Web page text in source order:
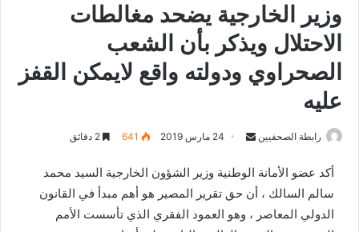
وزير الخارجية يضحد مغالطات
الاحتلال ويذكر بأن الشعب
الصحراوي ودولته واقع لايمكن القفز
عليه
رابطة الصحفيين
n
d
a
24 مارس 2019 641
أكد عضو الأمانة الوطنية وزير الشؤون الخارجية السيد محمد
سالم السالك ، أن حق تقرير المصير هو أهم مبدأ في القانون
الدولي المعاصر ، وهو العمود الفقري الذي تأسست الأمم